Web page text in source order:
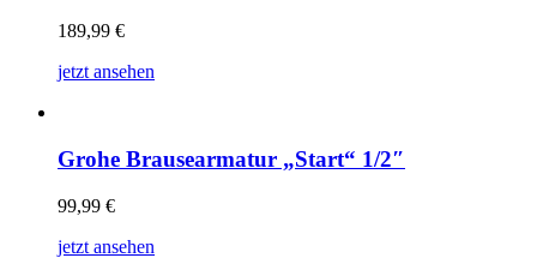
189,99 €
jetzt ansehen
Grohe Brausearmatur „Start“ 1/2″
99,99 €
jetzt ansehen